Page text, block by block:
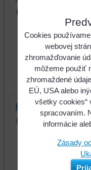
Kliešte pre
Cookies
webovej
zhromažďovanie
môžeme použiť
zhromaždené
EÚ, USA alebo
všetky cookies“
spracovaním.
informácie
Zásady